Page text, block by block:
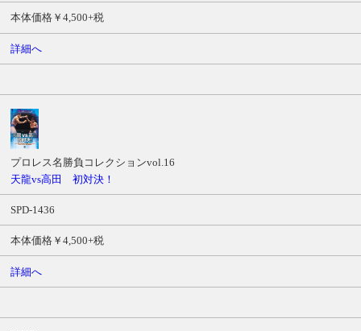
本体価格￥4,500+税
詳細へ
プロレス名勝負コレクションvol.16
天龍vs高田 初対決！
SPD-1436
本体価格￥4,500+税
詳細へ